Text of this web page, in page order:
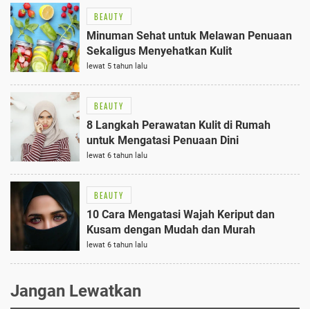
BEAUTY
Minuman Sehat untuk Melawan Penuaan
Sekaligus Menyehatkan Kulit
lewat 5 tahun lalu
BEAUTY
8 Langkah Perawatan Kulit di Rumah
untuk Mengatasi Penuaan Dini
lewat 6 tahun lalu
BEAUTY
10 Cara Mengatasi Wajah Keriput dan
Kusam dengan Mudah dan Murah
lewat 6 tahun lalu
Jangan Lewatkan